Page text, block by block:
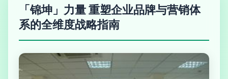
「锦坤」力量 重塑企业品牌与营销体
系的全维度战略指南